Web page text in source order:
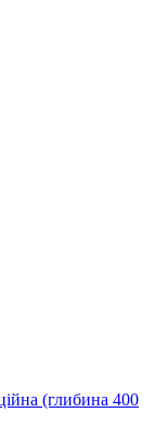
(глибина 400